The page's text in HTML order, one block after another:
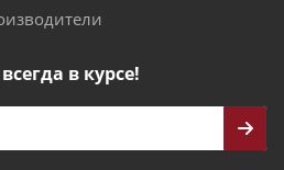
в курсе!